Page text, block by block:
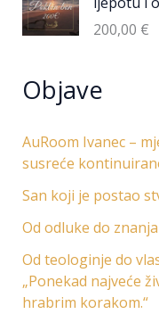
200,00 €
Objave
AuRoom Ivanec –
susreće
San koji je postao
Od odluke do
Od teologinje do
„Ponekad najveće
hrabrim korakom.“